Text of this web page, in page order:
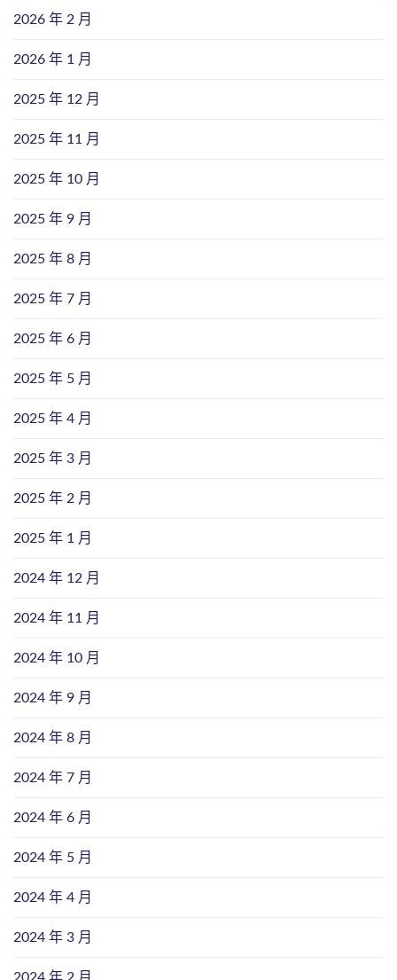
2026 年 2 月
2026 年 1 月
2025 年 12 月
2025 年 11 月
2025 年 10 月
2025 年 9 月
2025 年 8 月
2025 年 7 月
2025 年 6 月
2025 年 5 月
2025 年 4 月
2025 年 3 月
2025 年 2 月
2025 年 1 月
2024 年 12 月
2024 年 11 月
2024 年 10 月
2024 年 9 月
2024 年 8 月
2024 年 7 月
2024 年 6 月
2024 年 5 月
2024 年 4 月
2024 年 3 月